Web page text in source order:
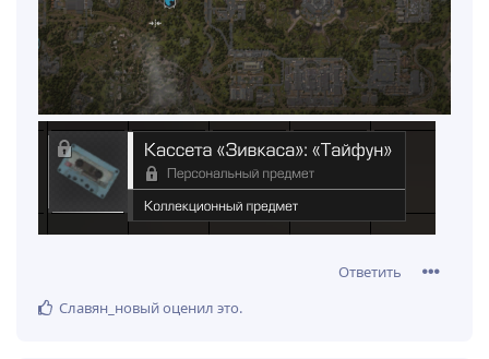
Ответить
Славян_новыйоценил это.